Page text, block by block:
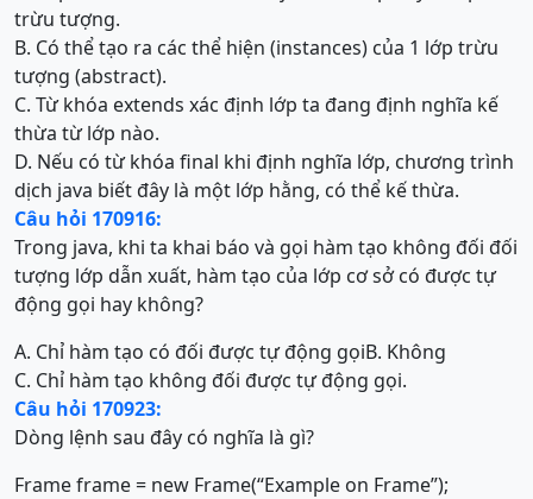
trừu tượng.
B. Có thể tạo ra các thể hiện (instances) của 1 lớp trừu
tượng (abstract).
C. Từ khóa extends xác định lớp ta đang định nghĩa kế
thừa từ lớp nào.
D. Nếu có từ khóa final khi định nghĩa lớp, chương trình
dịch java biết đây là một lớp hằng, có thể kế thừa.
Câu hỏi 170916:
Trong java, khi ta khai báo và gọi hàm tạo không đối đối
tượng lớp dẫn xuất, hàm tạo của lớp cơ sở có được tự
động gọi hay không?
A. Chỉ hàm tạo có đối được tự động gọiB. Không
C. Chỉ hàm tạo không đối được tự động gọi.
Câu hỏi 170923:
Dòng lệnh sau đây có nghĩa là gì?
Frame frame = new Frame(“Example on Frame”);